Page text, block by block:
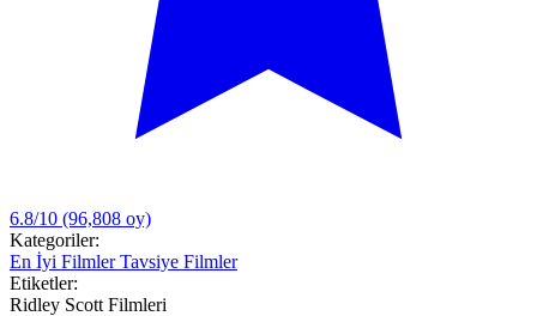
6.8/10 (96,808 oy)
Kategoriler:
En İyi FilmlerTavsiye Filmler
Etiketler:
Ridley Scott Filmleri